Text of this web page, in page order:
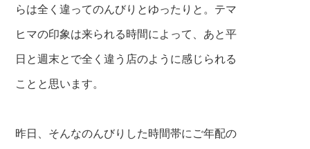
らは全く違ってのんびりとゆったりと。テマ
ヒマの印象は来られる時間によって、あと平
日と週末とで全く違う店のように感じられる
ことと思います。
昨日、そんなのんびりした時間帯にご年配の